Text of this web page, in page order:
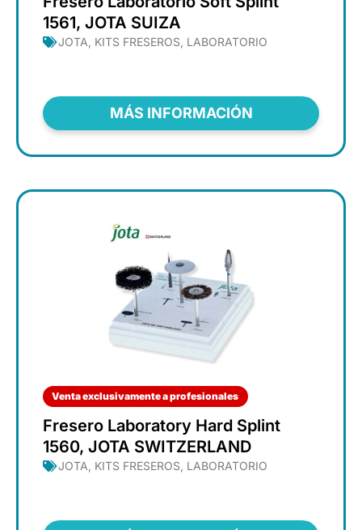
1561, JOTA SUIZA
JOTA KITS FRESEROS LABORATORIO
MÁS INFORMACIÓN
Venta exclusivamente a profesionales
Fresero Laboratory Hard Splint
1560, JOTA SWITZERLAND
JOTA KITS FRESEROS LABORATORIO